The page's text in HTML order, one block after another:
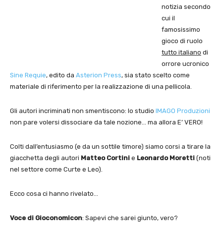
notizia secondo
cui il
famosissimo
gioco di ruolo
tutto italiano di
orrore ucronico
Sine Requie, edito da Asterion Press, sia stato scelto come
materiale di riferimento per la realizzazione di una pellicola.
Gli autori incriminati non smentiscono: lo studio IMAGO Produzioni
non pare volersi dissociare da tale nozione… ma allora E’ VERO!
Colti dall’entusiasmo (e da un sottile timore) siamo corsi a tirare la
giacchetta degli autori Matteo Cortini e Leonardo Moretti (noti
nel settore come Curte e Leo).
Ecco cosa ci hanno rivelato…
Voce di Gioconomicon: Sapevi che sarei giunto, vero?